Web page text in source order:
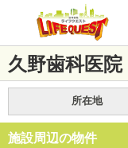
久野歯科医院
所在地
施設周辺の物件